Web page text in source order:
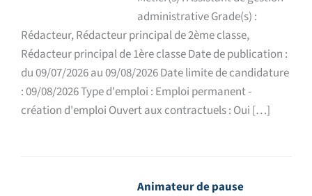
administrative Grade(s) :
Rédacteur, Rédacteur principal de 2ème classe,
Rédacteur principal de 1ère classe Date de publication :
du 09/07/2026 au 09/08/2026 Date limite de candidature
: 09/08/2026 Type d'emploi : Emploi permanent -
création d'emploi Ouvert aux contractuels : Oui […]
Animateur de pause